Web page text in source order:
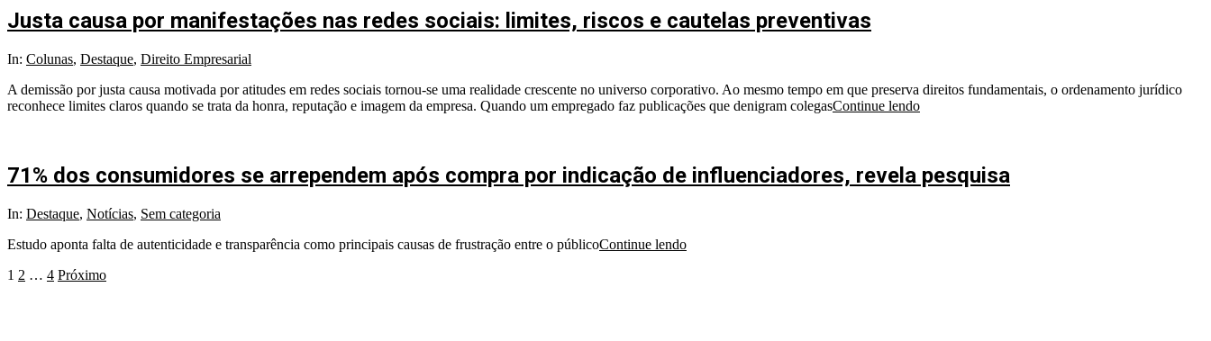
Justa causa por manifestações nas redes sociais: limites, riscos e cautelas preventivas
2025-
16
In: Colunas, Destaque, Direito Empresarial
A demissão por justa causa motivada por atitudes em redes sociais tornou-se uma realidade crescente no universo corporativo. Ao mesmo tempo em que preserva direitos fundamentais, o ordenamento jurídico
reconhece limites claros quando se trata da honra, reputação e imagem da empresa. Quando um empregado faz publicações que denigram colegasContinue lendo
71% dos consumidores se arrependem após compra por indicação de influenciadores, revela pesquisa
2025-
04
In: Destaque, Notícias, Sem categoria
Estudo aponta falta de autenticidade e transparência como principais causas de frustração entre o públicoContinue lendo
Paginação
1 2 … 4 Próximo